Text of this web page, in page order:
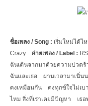
ชื่อเพลง / Song : เริ่มใหม่ได้ไ
Crazy
ค่ายเพลง / Label : RS
ฉันเดินจากมาด้วยความปวดร้
ฉันและเธอ
ผ่านเวลามาเนิ่น
คงเหมือนกัน
คงทุกข์ใจไม่เบ
ไหม สิ่งที่เราเคยมีปัญหา
เธ